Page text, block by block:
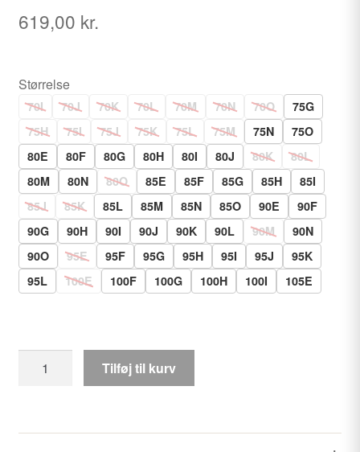
619,00 kr.
Størrelse
70I 70J 70K 70L 70M 70N 70O
75G
75H
75I 75J 75K 75L 75M 75N
75O
80E
80F 80G 80H 80I 80J 80K
80L
80M
80N 80O 85E 85F 85G 85H
85I
85J
85K 85L 85M 85N 85O 90E
90F
90G
90H 90I 90J 90K 90L 90M
90N
90O
95E 95F 95G 95H 95I 95J
95K
95L
100E 100F 100G 100H 100I 105E
Matilda
med
Tilføj til kurv